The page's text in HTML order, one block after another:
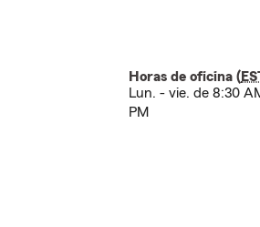
Horas de oficina (
Lun. - vie. de 8:30
PM